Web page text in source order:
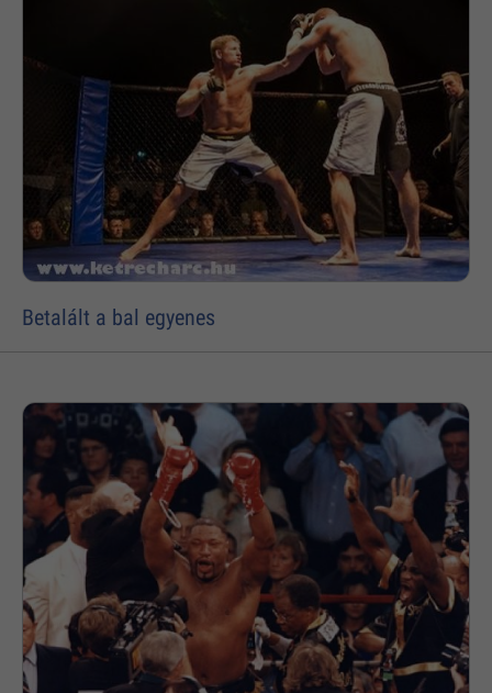
Betalált a bal egyenes